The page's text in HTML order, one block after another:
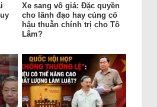
Xe sang vô giá: Đặc quyền
cho lãnh đạo hay củng cố
hậu thuẫn chính trị cho Tô
Lâm?